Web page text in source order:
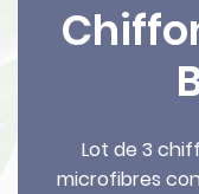
Lot de 3
microfibres